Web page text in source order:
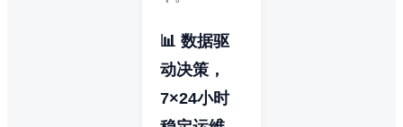
📊 数据驱
动决策，
7×24小时